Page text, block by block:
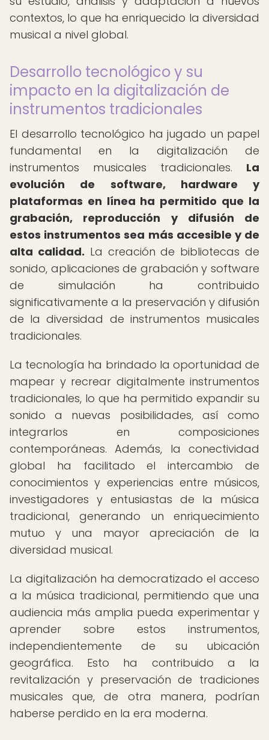
contextos, lo que ha enriquecido la diversidad
musical a nivel global.
Desarrollo tecnológico y su
impacto en la digitalización de
instrumentos tradicionales
El desarrollo tecnológico ha jugado un papel
fundamental en la digitalización de
instrumentos musicales tradicionales. La
evolución de software, hardware y
plataformas en línea ha permitido que la
grabación, reproducción y difusión de
estos instrumentos sea más accesible y de
alta calidad. La creación de bibliotecas de
sonido, aplicaciones de grabación y software
de simulación ha contribuido
significativamente a la preservación y difusión
de la diversidad de instrumentos musicales
tradicionales.
La tecnología ha brindado la oportunidad de
mapear y recrear digitalmente instrumentos
tradicionales, lo que ha permitido expandir su
sonido a nuevas posibilidades, así como
integrarlos en composiciones
contemporáneas. Además, la conectividad
global ha facilitado el intercambio de
conocimientos y experiencias entre músicos,
investigadores y entusiastas de la música
tradicional, generando un enriquecimiento
mutuo y una mayor apreciación de la
diversidad musical.
La digitalización ha democratizado el acceso
a la música tradicional, permitiendo que una
audiencia más amplia pueda experimentar y
aprender sobre estos instrumentos,
independientemente de su ubicación
geográfica. Esto ha contribuido a la
revitalización y preservación de tradiciones
musicales que, de otra manera, podrían
haberse perdido en la era moderna.